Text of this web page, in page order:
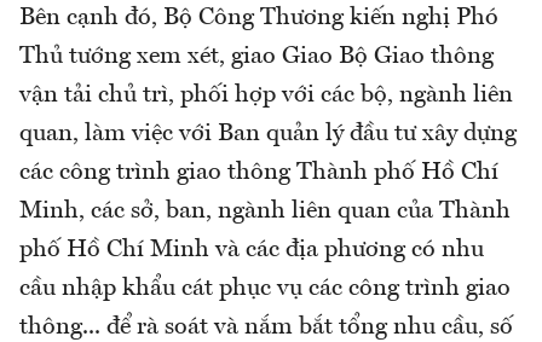
Bên cạnh đó, Bộ Công Thương kiến nghị Phó
Thủ tướng xem xét, giao Giao Bộ Giao thông
vận tải chủ trì, phối hợp với các bộ, ngành liên
quan, làm việc với Ban quản lý đầu tư xây dựng
các công trình giao thông Thành phố Hồ Chí
Minh, các sở, ban, ngành liên quan của Thành
phố Hồ Chí Minh và các địa phương có nhu
cầu nhập khẩu cát phục vụ các công trình giao
thông... để rà soát và nắm bắt tổng nhu cầu, số